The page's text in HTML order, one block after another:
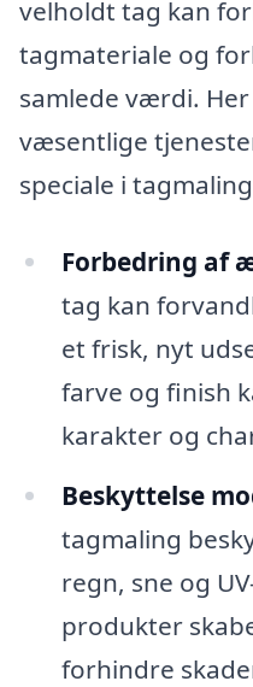
velholdt tag kan
tagmateriale og
samlede værdi.
væsentlige
speciale i
Forbedring af
tag kan
et frisk, nyt
farve og finish
karakter og
Beskyttelse
tagmaling
regn, sne og
produkter
forhindre